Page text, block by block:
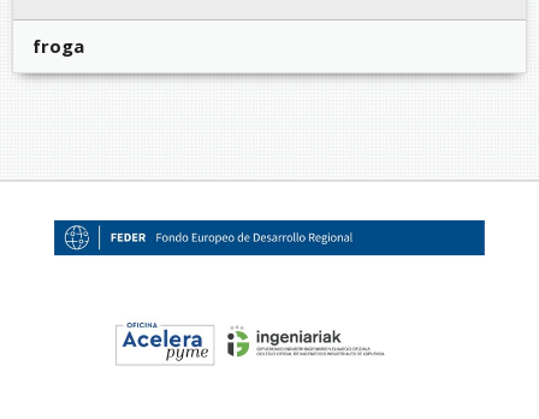
froga